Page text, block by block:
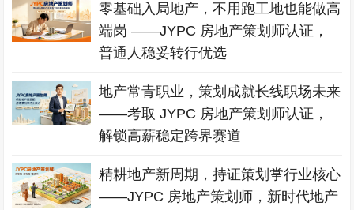
零基础入局地产，不用跑工地也能做高
端岗 ——JYPC 房地产策划师认证，
普通人稳妥转行优选
地产常青职业，策划成就长线职场未来
——考取 JYPC 房地产策划师认证，
解锁高薪稳定跨界赛道
精耕地产新周期，持证策划掌行业核心
——JYPC 房地产策划师，新时代地产